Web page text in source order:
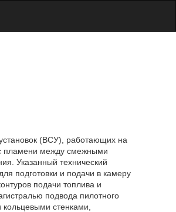
(ВСУ), работающих на
пламени между смежными
Указанный технический
подготовки и подачи в камеру
подачи топлива и
подвода пилотного
стенками,